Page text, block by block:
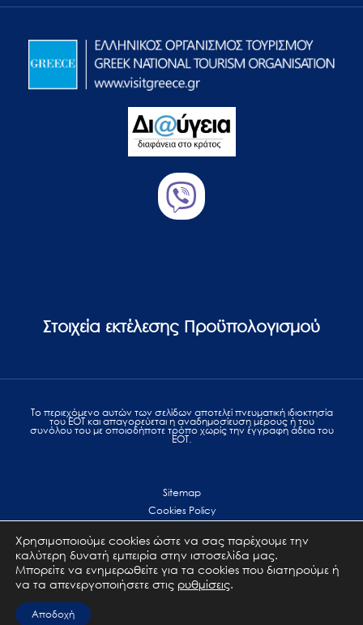
Στοιχεία εκτέλεσης Προϋπολογισμού
Το περιεχόμενο αυτών των σελίδων αποτελεί πvευματική ιδιοκτησία
του ΕΟΤ και απαγορεύεται η αναδημοσίευση μέρους ή του
συνόλου του με οποιοδήποτε τρόπο χωρίς την έγγραφη άδεια του
ΕΟΤ.
Sitemap
Cookies Policy
Terms of use
Επικοινωνία
Χρησιμοποιούμε cookies ώστε να σας παρέχουμε την
καλύτερη δυνατή εμπειρία στην ιστοσελίδα μας.
Μπορείτε να ενημερωθείτε για τα cookies που διατηρούμε ή
να τα απενεργοποιήσετε στις ρυθμίσεις.
Αποδοχή